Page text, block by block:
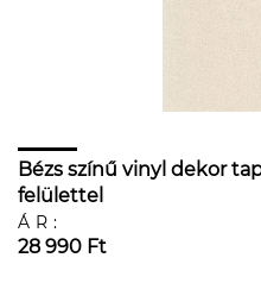
Bézs színű vinyl dekor
felülettel
ÁR:
28 990 Ft